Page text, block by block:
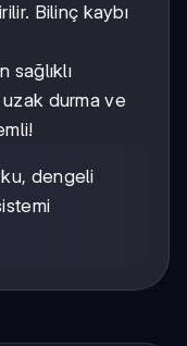
Bilinç kaybı
sağlıklı
durma ve
dengeli